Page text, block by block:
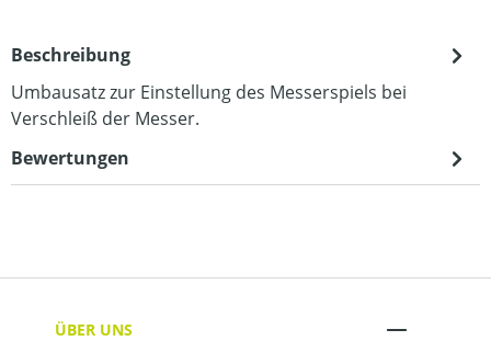
Beschreibung
Umbausatz zur Einstellung des Messerspiels bei
Verschleiß der Messer.
Bewertungen
ÜBER UNS